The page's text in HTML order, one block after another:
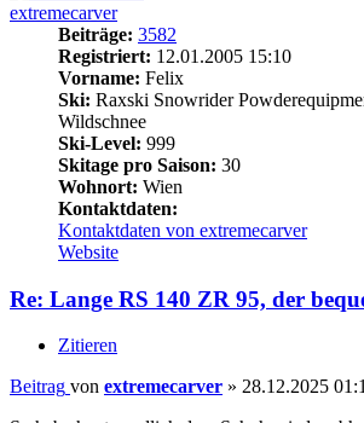
extremecarver
Beiträge: 3582
Registriert: 12.01.2005 15:10
Vorname: Felix
Ski: Raxski Snowrider
Wildschnee
Ski-Level: 999
Skitage pro Saison: 30
Wohnort: Wien
Kontaktdaten:
Kontaktdaten von extremecarver
Website
Re: Lange RS 140 ZR 95, der
Zitieren
Beitrag von extremecarver » 28.12.2025